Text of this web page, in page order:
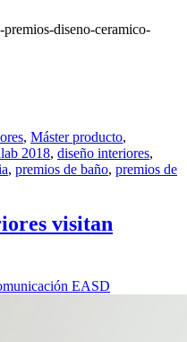
diseno-ceramico-
, Máster producto,
2018, diseño interiores,
, premios de baño, premios de
visitan
EASD